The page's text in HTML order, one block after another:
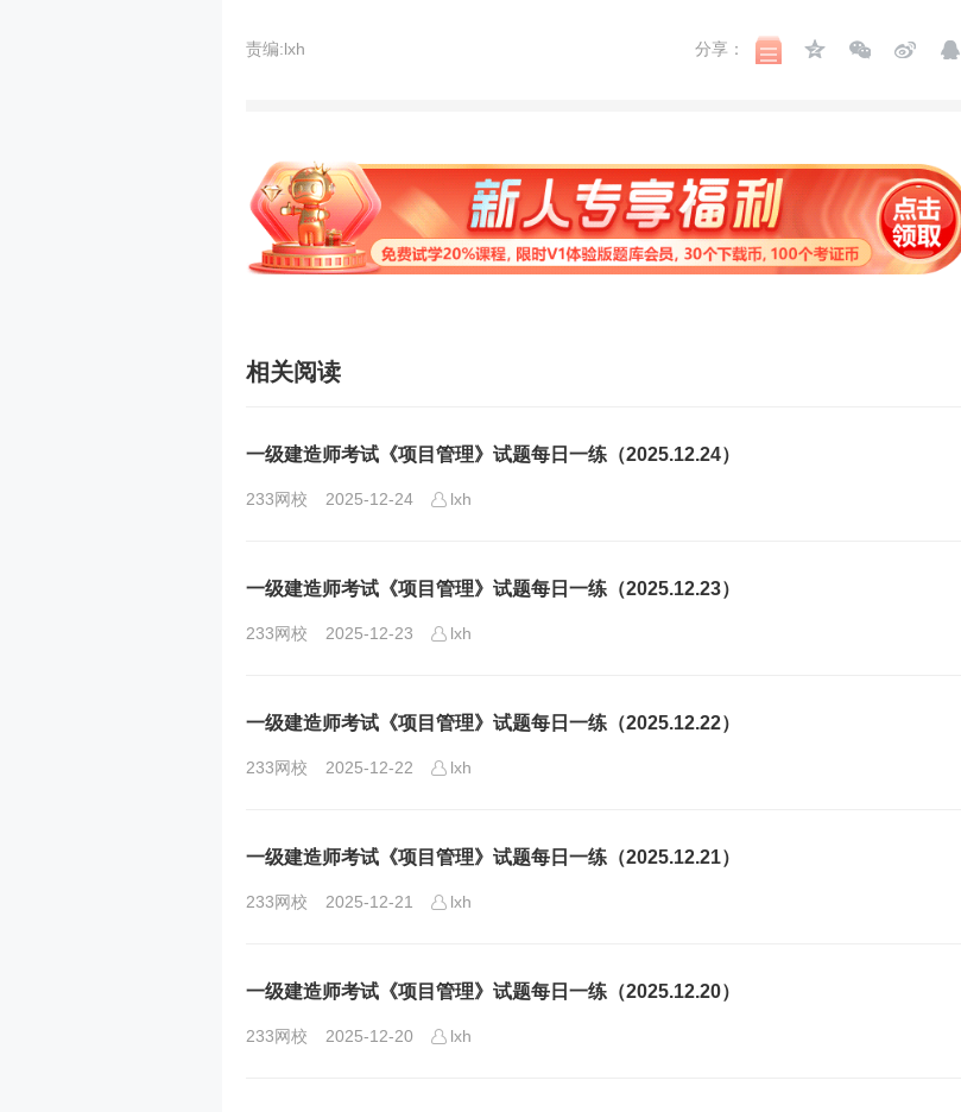
责编:lxh 分享：
相关阅读
一级建造师考试《项目管理》试题每日一练（2025.12.24）
233网校 2025-12-24 lxh
一级建造师考试《项目管理》试题每日一练（2025.12.23）
233网校 2025-12-23 lxh
一级建造师考试《项目管理》试题每日一练（2025.12.22）
233网校 2025-12-22 lxh
一级建造师考试《项目管理》试题每日一练（2025.12.21）
233网校 2025-12-21 lxh
一级建造师考试《项目管理》试题每日一练（2025.12.20）
233网校 2025-12-20 lxh